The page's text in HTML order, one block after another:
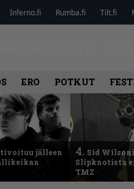
Inferno.fi Rumba.fi Tilt.fi
ERO POTKUT
jälleen
4. Sid
Slipknotista
TMZ